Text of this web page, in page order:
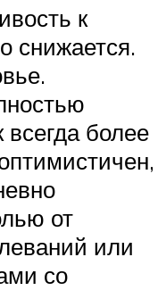
к
снижается.
более
от
или
со